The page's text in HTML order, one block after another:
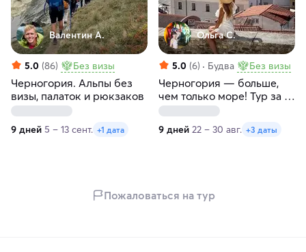
Валентин А.
5.0 (86) Без визы
Черногория. Альпы без
визы, палаток и рюкзаков
9 дней 5 – 13 сент. +1 дата
Ольга С.
5.0 (6) Будва Без визы
Черногория — больше,
чем только море! Тур за 9
дней
9 дней 22 – 30 авг. +3 даты
Пожаловаться на тур